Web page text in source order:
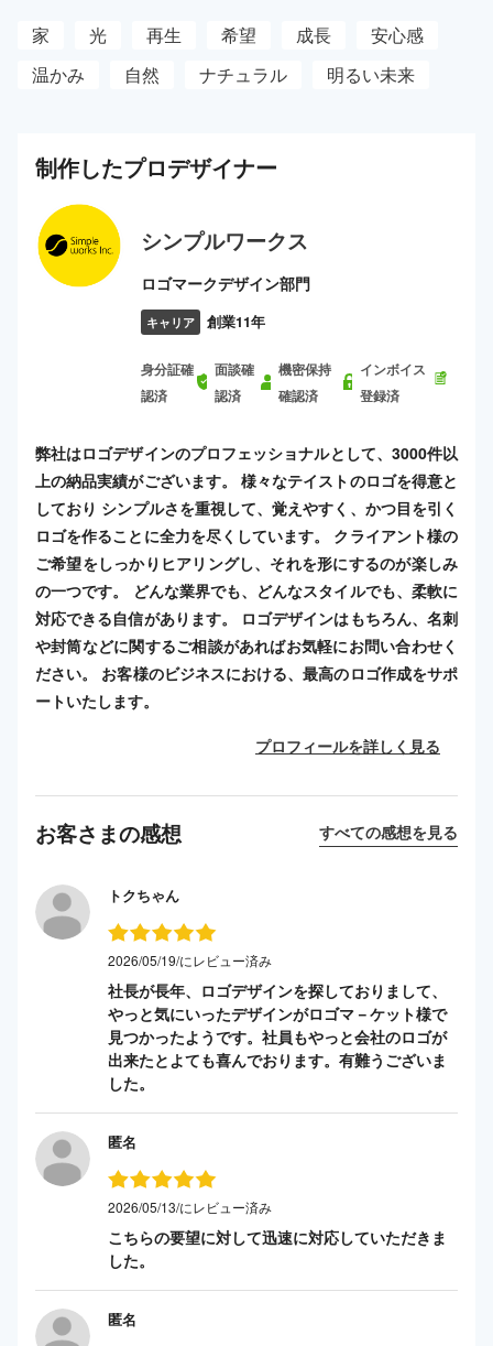
家 光 再生 希望 成長
安心感
温かみ
自然 ナチュラル 明るい未来
制作したプロデザイナー
シンプルワークス
ロゴマークデザイン部門
キャリア 創業11年
身分証確
認済
面談確
認済
機密保持
確認済
インボイス
登録済
弊社はロゴデザインのプロフェッショナルとして、3000件以
上の納品実績がございます。 様々なテイストのロゴを得意と
しており シンプルさを重視して、覚えやすく、かつ目を引く
ロゴを作ることに全力を尽くしています。 クライアント様の
ご希望をしっかりヒアリングし、それを形にするのが楽しみ
の一つです。 どんな業界でも、どんなスタイルでも、柔軟に
対応できる自信があります。 ロゴデザインはもちろん、名刺
や封筒などに関するご相談があればお気軽にお問い合わせく
ださい。 お客様のビジネスにおける、最高のロゴ作成をサポ
ートいたします。
プロフィールを詳しく見る
お客さまの感想 すべての感想を見る
トクちゃん
2026/05/19/にレビュー済み
社長が長年、ロゴデザインを探しておりまして、
やっと気にいったデザインがロゴマ－ケット様で
見つかったようです。社員もやっと会社のロゴが
出来たとよても喜んでおります。有難うございま
した。
匿名
2026/05/13/にレビュー済み
こちらの要望に対して迅速に対応していただきま
した。
匿名